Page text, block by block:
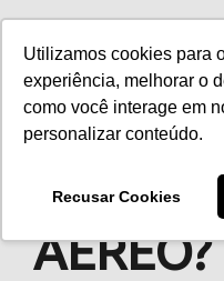
Utilizamos cookies para
experiência, melhorar o
como você interage em
personalizar conteúdo.
Recusar Cookies
Quer saber
AÉREO?